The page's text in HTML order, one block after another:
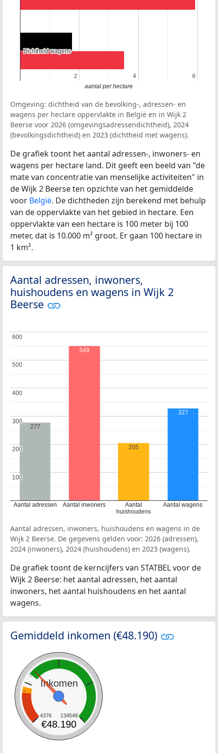
2
2 4
4 6
6
Dichtheid wagens
Dichtheid wagens
aantal per hectare
Omgeving: dichtheid van de bevolking-, adressen- en
wagens per hectare oppervlakte in België en in Wijk 2
Beerse voor 2026 (omgevingsadressendichtheid), 2024
(bevolkingsdichtheid) en 2023 (dichtheid met wagens).
De grafiek toont het aantal adressen-, inwoners- en
wagens per hectare land. Dit geeft een beeld van "de
mate van concentratie van menselijke activiteiten" in
de Wijk 2 Beerse ten opzichte van het gemiddelde
voor België. De dichtheden zijn berekend met behulp
van de oppervlakte van het gebied in hectare. Een
oppervlakte van een hectare is 100 meter bij 100
meter, dat is 10.000 m² groot. Er gaan 100 hectare in
1 km².
Aantal adressen, inwoners,
huishoudens en wagens in Wijk 2
Beerse
Aantal adressen Aantal inwoners
Aantal
huishoudens
Aantal wagens
100
100
200
200
300
300
400
400
500
500
600
600
277
549
205
327
Aantal adressen, inwoners, huishoudens en wagens in de
Wijk 2 Beerse. De gegevens gelden voor: 2026 (adressen),
2024 (inwoners), 2024 (huishoudens) en 2023 (wagens).
De grafiek toont de kerncijfers van STATBEL voor de
Wijk 2 Beerse: het aantal adressen, het aantal
inwoners, het aantal huishoudens en het aantal
wagens.
Gemiddeld inkomen (€48.190)
Inkomen
4376 134548
€48.190